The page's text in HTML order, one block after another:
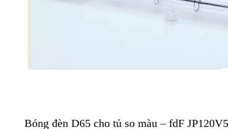
Bóng đèn D65 cho tủ so màu – fdF